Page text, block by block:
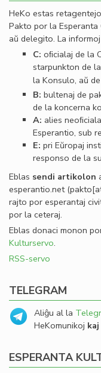
HeKo estas
Pakto por la
aŭ delegito. La
C: oﬁcialaj de la
starpunkton de
la Konsulo, aŭ
B: bultenaj de
de la koncerna
A: alies
Esperantio, sub
E: pri Eŭropaj
responso de la
Eblas sendi artikolon
esperantio.net
rajto por esperantaj
por la ceteraj.
Eblas donaci monon
Kulturservo.
RSS-servo
TELEGRAM
Aliĝu al la
HeKomunikoj
ESPERANTA